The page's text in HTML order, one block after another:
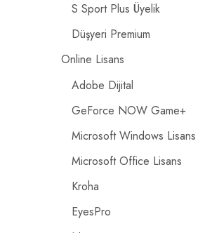
S Sport Plus Üyelik
Düşyeri Premium
Online Lisans
Adobe Dijital
GeForce NOW Game+
Microsoft Windows Lisans
Microsoft Office Lisans
Kroha
EyesPro